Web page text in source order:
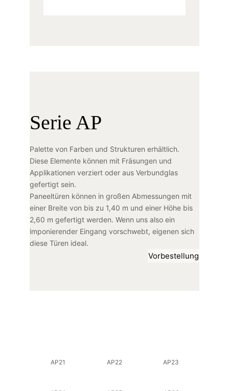
Serie AP
Palette von Farben und Strukturen erhältlich.
Diese Elemente können mit Fräsungen und
Applikationen verziert oder aus Verbundglas
gefertigt sein.
Paneeltüren können in großen Abmessungen mit
einer Breite von bis zu 1,40 m und einer Höhe bis
2,60 m gefertigt werden. Wenn uns also ein
imponierender Eingang vorschwebt, eigenen sich
diese Türen ideal.
Vorbestellung
AP21 AP22 AP23